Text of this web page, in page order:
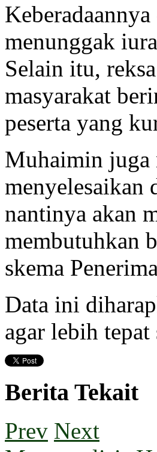
menunggak
Selain itu,
masyarakat
peserta yang
Muhaimin juga
menyelesaikan
nantinya akan
membutuhkan
skema
Data ini
agar lebih tepat
Berita Tekait
Prev Next